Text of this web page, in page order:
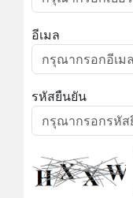
อีเมล
รหัสยืนยัน